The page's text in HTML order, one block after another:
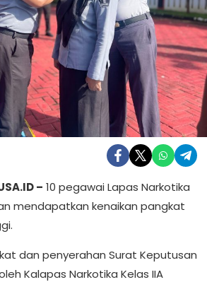
– 10 pegawai Lapas Narkotika
mendapatkan kenaikan pangkat
dan penyerahan Surat Keputusan
Kalapas Narkotika Kelas IIA